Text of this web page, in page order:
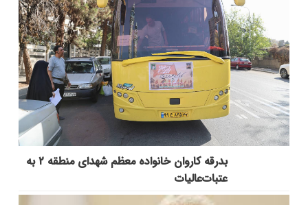
بدرقه کاروان خانواده معظم شهدای منطقه ۲ به
عتبات‌عالیات